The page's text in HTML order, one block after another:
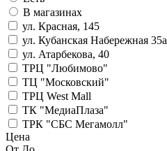
В магазинах
ул. Красная, 145
ул. Кубанская Набережная 35а
ул. Атарбекова, 40
ТРЦ "Любимово"
ТЦ "Московский"
ТРЦ West Mall
ТК "МедиаПлаза"
ТРК "СБС Мегамолл"
Цена